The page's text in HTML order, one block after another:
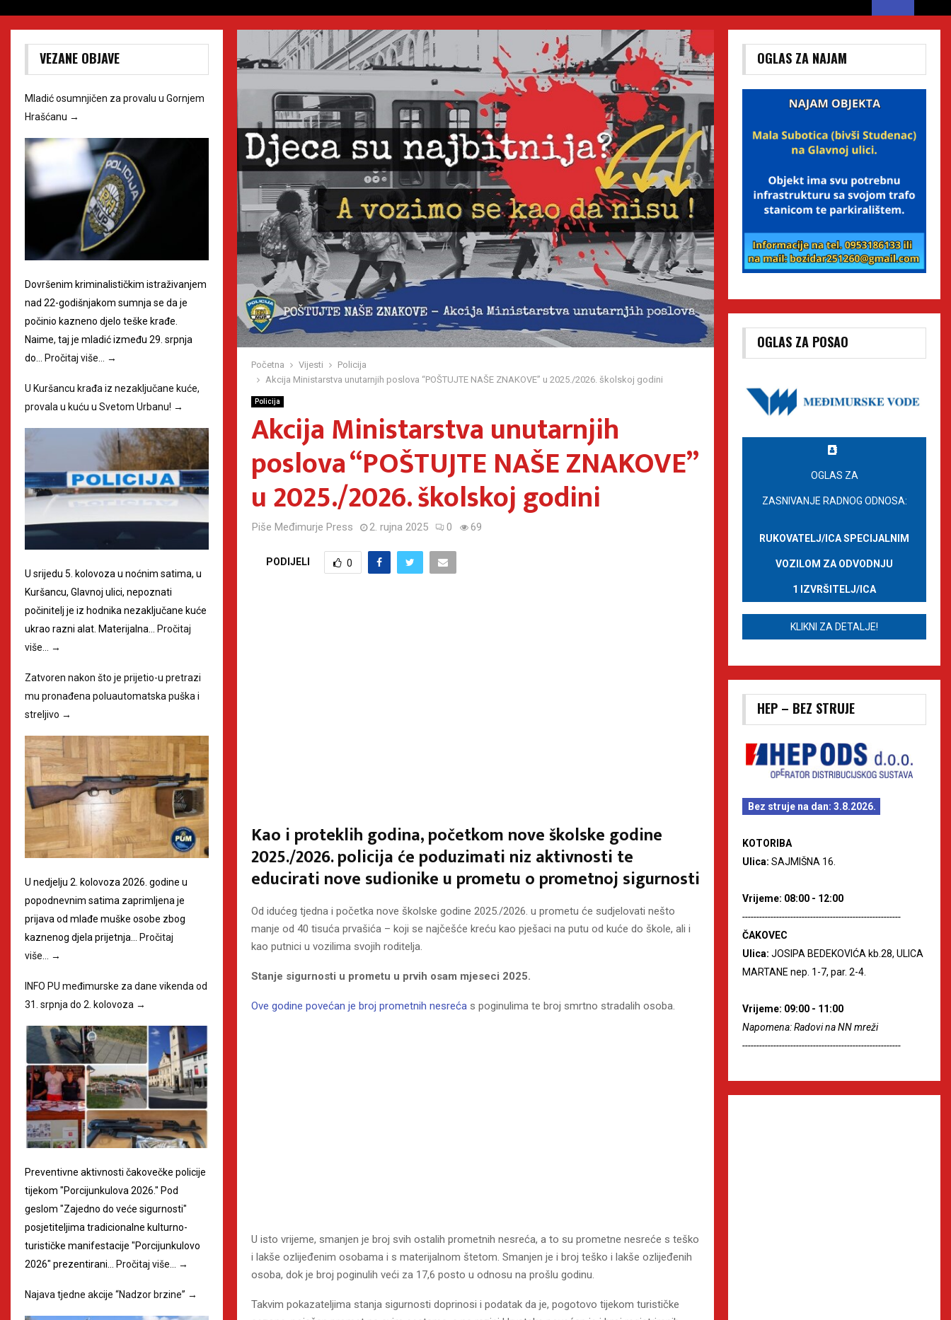
Početna Vijesti
Policija
Akcija Ministarstva unutarnjih poslova “POŠTUJTE NAŠE ZNAKOVE” u 2025./2026. školskoj godini
Policija
Akcija Ministarstva unutarnjih
poslova “POŠTUJTE NAŠE ZNAKOVE”
u 2025./2026. školskoj godini
Piše Međimurje Press 2. rujna 2025 0 69
PODIJELI 0
Kao i proteklih godina, početkom nove školske godine
2025./2026. policija će poduzimati niz aktivnosti te
educirati nove sudionike u prometu o prometnoj sigurnosti
Od idućeg tjedna i početka nove školske godine 2025./2026. u prometu će sudjelovati nešto
manje od 40 tisuća prvašića – koji se najčešće kreću kao pješaci na putu od kuće do škole, ali i
kao putnici u vozilima svojih roditelja.
Stanje sigurnosti u prometu u prvih osam mjeseci 2025.
Ove godine povećan je broj prometnih nesreća s poginulima te broj smrtno stradalih osoba.
U isto vrijeme, smanjen je broj svih ostalih prometnih nesreća, a to su prometne nesreće s teško
i lakše ozlijeđenim osobama i s materijalnom štetom. Smanjen je i broj teško i lakše ozlijeđenih
osoba, dok je broj poginulih veći za 17,6 posto u odnosu na prošlu godinu.
Takvim pokazateljima stanja sigurnosti doprinosi i podatak da je, pogotovo tijekom turističke
VEZANE OBJAVE
Mladić osumnjičen za provalu u Gornjem
Hrašćanu →
Dovršenim kriminalističkim istraživanjem
nad 22-godišnjakom sumnja se da je
počinio kazneno djelo teške krađe.
Naime, taj je mladić između 29. srpnja
do…
Pročitaj više… →
U Kuršancu krađa iz nezaključane kuće,
provala u kuću u Svetom Urbanu! →
U srijedu 5. kolovoza u noćnim satima, u
Kuršancu, Glavnoj ulici, nepoznati
počinitelj je iz hodnika nezaključane kuće
ukrao razni alat. Materijalna… Pročitaj
više… →
Zatvoren nakon što je prijetio-u pretrazi
mu pronađena poluautomatska puška i
streljivo →
U nedjelju 2. kolovoza 2026. godine u
popodnevnim satima zaprimljena je
prijava od mlađe muške osobe zbog
kaznenog djela prijetnja…
Pročitaj
više…
→
INFO PU međimurske za dane vikenda od
31. srpnja do 2. kolovoza →
Preventivne aktivnosti čakovečke policije
tijekom "Porcijunkulova 2026." Pod
geslom "Zajedno do veće sigurnosti"
posjetiteljima tradicionalne kulturno-
turističke manifestacije "Porcijunkulovo
2026" prezentirani…
Pročitaj više… →
Najava tjedne akcije “Nadzor brzine” →
OGLAS ZA NAJAM
OGLAS ZA POSAO
OGLAS ZA
ZASNIVANJE RADNOG ODNOSA:
RUKOVATELJ/ICA SPECIJALNIM
VOZILOM ZA ODVODNJU
1 IZVRŠITELJ/ICA
KLIKNI ZA DETALJE!
HEP – BEZ STRUJE
Bez struje na dan: 3.8.2026.
KOTORIBA
Ulica: SAJMIŠNA 16.
Vrijeme: 08:00 - 12:00
--------------------------------------------------------
ČAKOVEC
Ulica: JOSIPA BEDEKOVIĆA kb.28, ULICA
MARTANE nep. 1-7, par. 2-4.
Vrijeme: 09:00 - 11:00
Napomena: Radovi na NN mreži
--------------------------------------------------------